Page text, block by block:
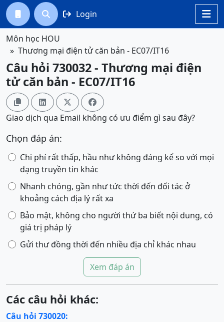

  Login
Môn học HOU
Thương mại điện tử căn bản - EC07/IT16
Câu hỏi 730032 - Thương mại điện
tử căn bản - EC07/IT16
   
Giao dịch qua Email không có ưu điểm gì sau đây?
Chọn đáp án:
Chi phí rất thấp, hầu như không đáng kể so với mọi
dạng truyền tin khác
Nhanh chóng, gần như tức thời đến đối tác ở
khoảng cách địa lý rất xa
Bảo mật, không cho người thứ ba biết nội dung, có
giá trị pháp lý
Gửi thư đồng thời đến nhiều địa chỉ khác nhau
Xem đáp án
Các câu hỏi khác:
Câu hỏi 730020: